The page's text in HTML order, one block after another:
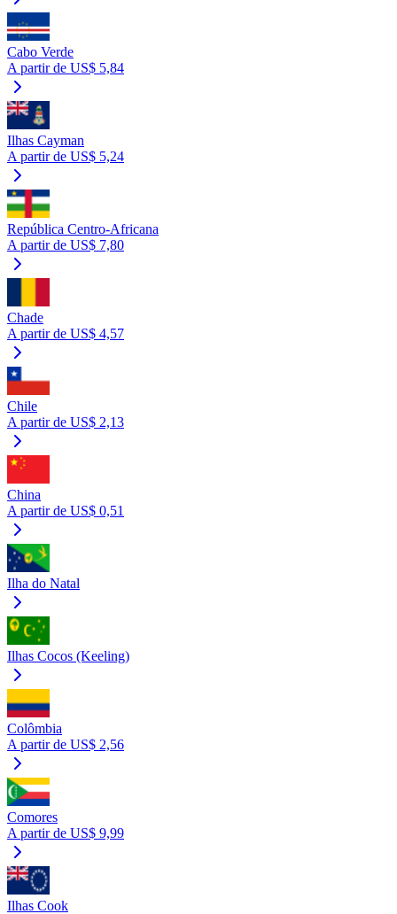
Cabo Verde
A partir de US$ 5,84
Ilhas Cayman
A partir de US$ 5,24
República Centro-Africana
A partir de US$ 7,80
Chade
A partir de US$ 4,57
Chile
A partir de US$ 2,13
China
A partir de US$ 0,51
Ilha do Natal
Ilhas Cocos (Keeling)
Colômbia
A partir de US$ 2,56
Comores
A partir de US$ 9,99
Ilhas Cook